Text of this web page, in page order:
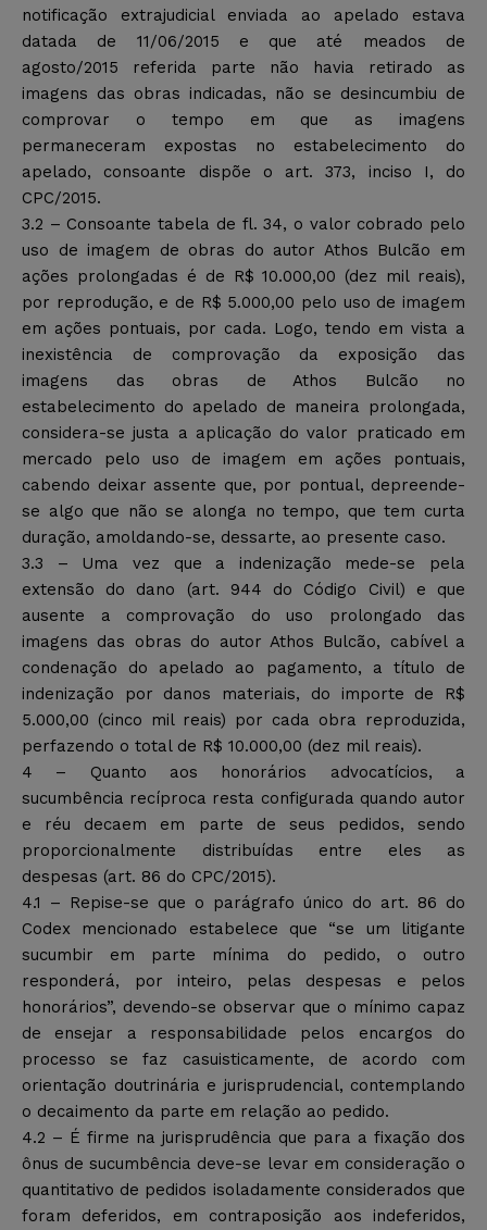
notificação extrajudicial enviada ao apelado estava
datada de 11/06/2015 e que até meados de
agosto/2015 referida parte não havia retirado as
imagens das obras indicadas, não se desincumbiu de
comprovar o tempo em que as imagens
permaneceram expostas no estabelecimento do
apelado, consoante dispõe o art. 373, inciso I, do
CPC/2015.
3.2 – Consoante tabela de fl. 34, o valor cobrado pelo
uso de imagem de obras do autor Athos Bulcão em
ações prolongadas é de R$ 10.000,00 (dez mil reais),
por reprodução, e de R$ 5.000,00 pelo uso de imagem
em ações pontuais, por cada. Logo, tendo em vista a
inexistência de comprovação da exposição das
imagens das obras de Athos Bulcão no
estabelecimento do apelado de maneira prolongada,
considera-se justa a aplicação do valor praticado em
mercado pelo uso de imagem em ações pontuais,
cabendo deixar assente que, por pontual, depreende-
se algo que não se alonga no tempo, que tem curta
duração, amoldando-se, dessarte, ao presente caso.
3.3 – Uma vez que a indenização mede-se pela
extensão do dano (art. 944 do Código Civil) e que
ausente a comprovação do uso prolongado das
imagens das obras do autor Athos Bulcão, cabível a
condenação do apelado ao pagamento, a título de
indenização por danos materiais, do importe de R$
5.000,00 (cinco mil reais) por cada obra reproduzida,
perfazendo o total de R$ 10.000,00 (dez mil reais).
4 – Quanto aos honorários advocatícios, a
sucumbência recíproca resta configurada quando autor
e réu decaem em parte de seus pedidos, sendo
proporcionalmente distribuídas entre eles as
despesas (art. 86 do CPC/2015).
4.1 – Repise-se que o parágrafo único do art. 86 do
Codex mencionado estabelece que “se um litigante
sucumbir em parte mínima do pedido, o outro
responderá, por inteiro, pelas despesas e pelos
honorários”, devendo-se observar que o mínimo capaz
de ensejar a responsabilidade pelos encargos do
processo se faz casuisticamente, de acordo com
orientação doutrinária e jurisprudencial, contemplando
o decaimento da parte em relação ao pedido.
4.2 – É firme na jurisprudência que para a fixação dos
ônus de sucumbência deve-se levar em consideração o
quantitativo de pedidos isoladamente considerados que
foram deferidos, em contraposição aos indeferidos,